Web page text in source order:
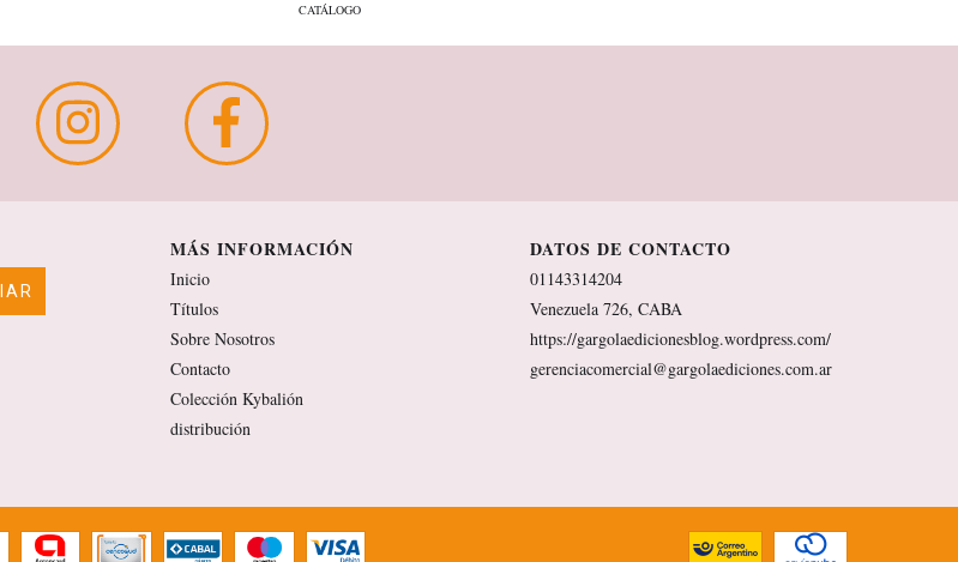
CATÁLOGO
MÁS INFORMACIÓN
Inicio
Títulos
Sobre Nosotros
Contacto
Colección Kybalión
distribución
DATOS DE CONTACTO
01143314204
Venezuela 726, CABA
https://gargolaedicionesblog.wordpress.com/
gerenciacomercial@gargolaediciones.com.ar